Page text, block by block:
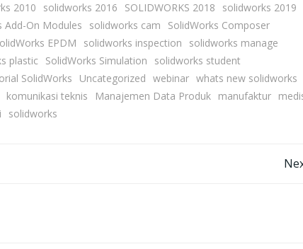
2010 solidworks 2016 SOLIDWORKS 2018
solidworks 2019
Add-On Modules solidworks cam
SolidWorks Composer
EPDM solidworks inspection
solidworks manage
plastic SolidWorks Simulation
solidworks student
SolidWorks Uncategorized webinar whats new solidworks
komunikasi teknis Manajemen Data Produk manufaktur
solidworks